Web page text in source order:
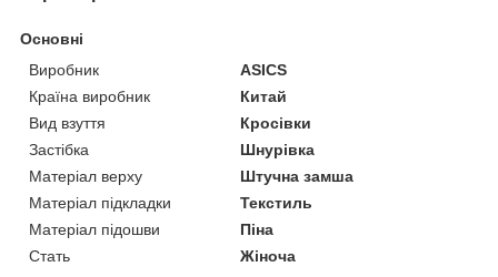
Основні
Виробник
ASICS
Країна виробник
Китай
Вид взуття
Кросівки
Застібка
Шнурівка
Матеріал верху
Штучна замша
Матеріал підкладки
Текстиль
Матеріал підошви
Піна
Стать
Жіноча